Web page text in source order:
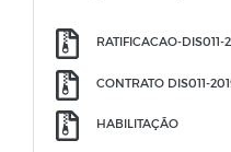
RATIFICACAO-DIS011-
CONTRATO DIS011-
HABILITAÇÃO